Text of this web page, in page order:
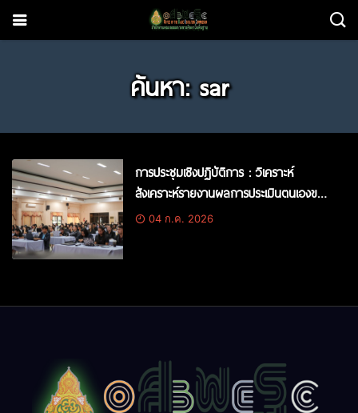
ค้นหา: sar
การประชุมเชิงปฏิบัติการ : วิเคราะห์
สังเคราะห์รายงานผลการประเมินตนเองของ
สถานศึกษาในสังกัด ปีการศึกษา 2568
04 ก.ค. 2026